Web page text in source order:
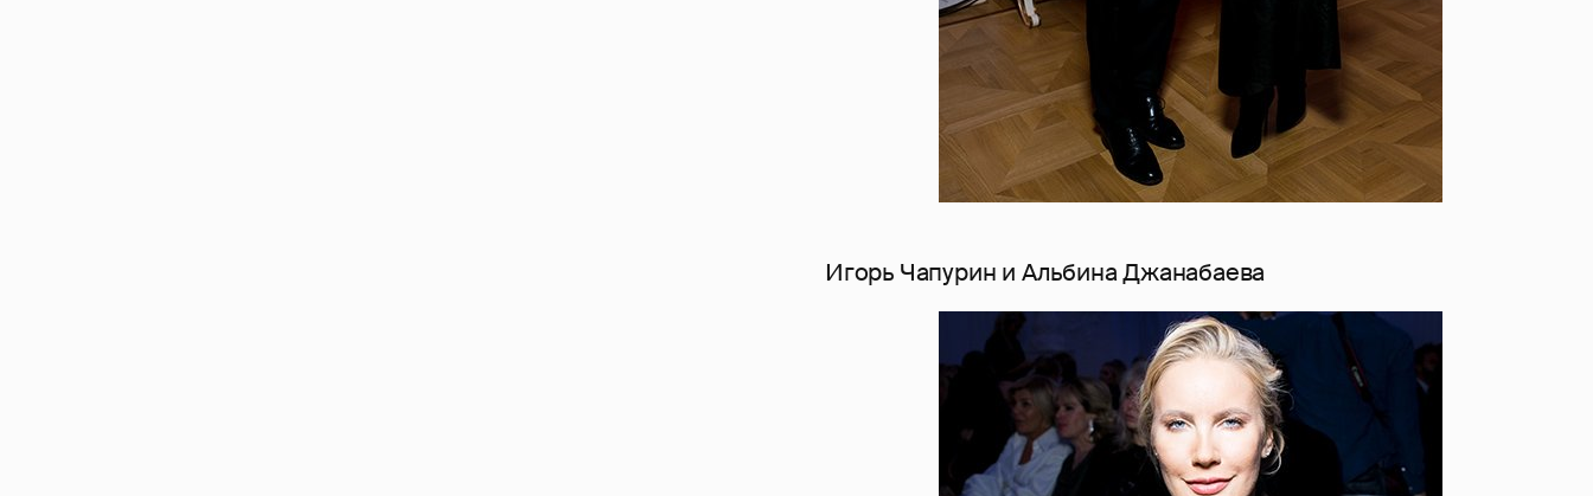
Игорь Чапурин и Альбина Джанабаева